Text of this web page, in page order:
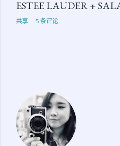
ESTEE LAUDER +
共享 5 条评论